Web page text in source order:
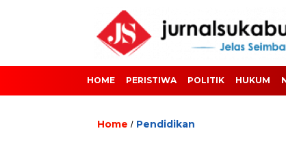
HOME PERISTIWA POLITIK HUKUM
Home / Pendidikan